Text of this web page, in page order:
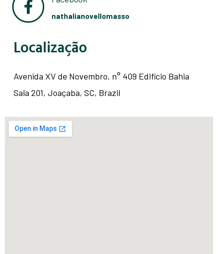
nathalianovellomasso
Localização
Avenida XV de Novembro, n° 409 Edifício Bahia
Sala 201, Joaçaba, SC, Brazil